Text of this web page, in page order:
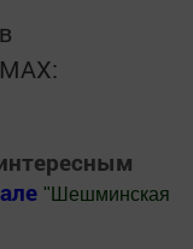
" Шешминская